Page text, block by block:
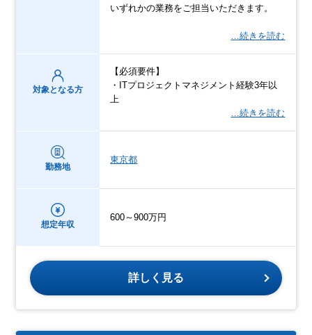
いずれかの業務をご担当いただきます。
…続きを読む
対象となる方
【必須要件】
・ITプロジェクトマネジメント経験3年以
上
…続きを読む
勤務地
東京都
想定年収
600～900万円
詳しく見る